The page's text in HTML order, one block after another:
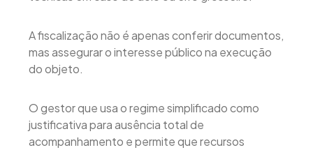
A fiscalização não é apenas conferir documentos,
mas assegurar o interesse público na execução
do objeto.
O gestor que usa o regime simplificado como
justificativa para ausência total de
acompanhamento e permite que recursos